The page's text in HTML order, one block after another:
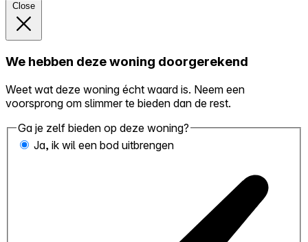
Close
We hebben deze woning doorgerekend
Weet wat deze woning écht waard is. Neem een
voorsprong om slimmer te bieden dan de rest.
Ga je zelf bieden op deze woning?
Ja, ik wil een bod uitbrengen